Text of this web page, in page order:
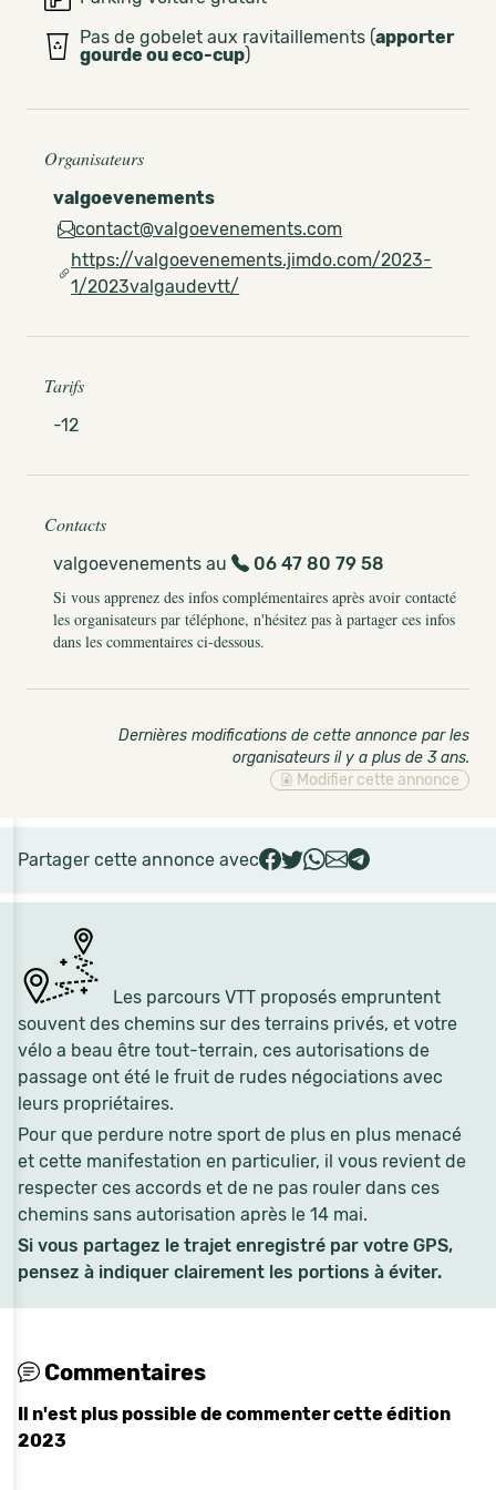
Les parcours VTT proposés empruntent
souvent des chemins sur des terrains privés, et votre
vélo a beau être tout-terrain, ces autorisations de
passage ont été le fruit de rudes négociations avec
leurs propriétaires.
Pour que perdure notre sport de plus en plus menacé
et cette manifestation en particulier, il vous revient de
respecter ces accords et de ne pas rouler dans ces
chemins sans autorisation après le 14 mai.
Si vous partagez le trajet enregistré par votre GPS,
pensez à indiquer clairement les portions à éviter.
Pas de gobelet aux ravitaillements (apporter
gourde ou eco-cup)
Organisateurs
valgoevenements
contact@valgoevenements.com
https://valgoevenements.jimdo.com/2023-
1/2023valgaudevtt/
Tarifs
-12
Contacts
valgoevenements au
06 47 80 79 58
Si vous apprenez des infos complémentaires après avoir contacté
les organisateurs par téléphone, n'hésitez pas à partager ces infos
dans les commentaires ci-dessous.
Dernières modifications de cette annonce par les
organisateurs il y a plus de 3 ans.
Modifier cette annonce
Partager cette annonce avec
Commentaires
Il n'est plus possible de commenter cette édition
2023